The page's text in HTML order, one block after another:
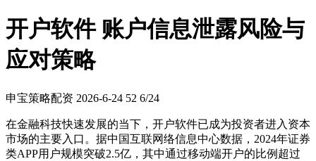
开户软件 账户信息泄露风险与
应对策略
申宝策略配资 2026-6-24 52 6/24
在金融科技快速发展的当下，开户软件已成为投资者进入资本
市场的主要入口。据中国互联网络信息中心数据，2024年证券
类APP用户规模突破2.5亿，其中通过移动端开户的比例超过